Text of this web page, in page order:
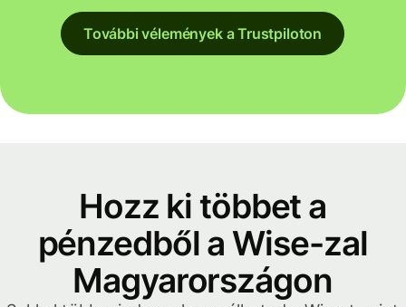
További vélemények a Trustpiloton
Hozz ki többet a
pénzedből a Wise-zal
Magyarországon